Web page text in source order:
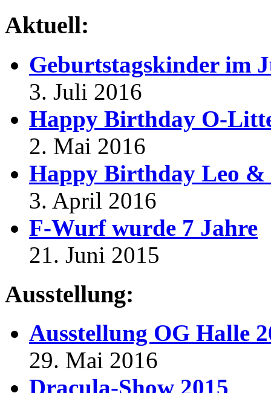
Aktuell:
Geburtstagskinder im
3. Juli 2016
Happy Birthday O-
2. Mai 2016
Happy Birthday Leo &
3. April 2016
F-Wurf wurde 7 Jahre
21. Juni 2015
Ausstellung:
Ausstellung OG Halle
29. Mai 2016
Dracula-Show 2015